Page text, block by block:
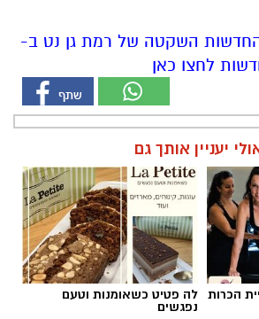
השקטה של רמת גן נט ב-
יעניין אותך גם
הכרות לה פטיט כשאומנות וטעם
נפגשים